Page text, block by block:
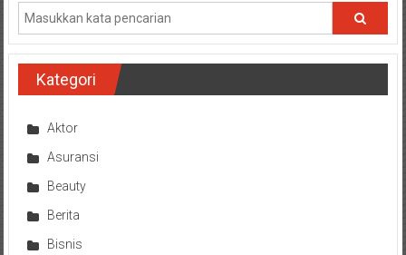
Kategori
Aktor
Asuransi
Beauty
Berita
Bisnis